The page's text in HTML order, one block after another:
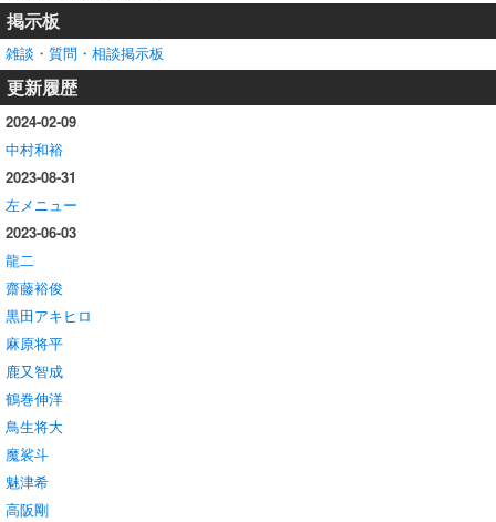
掲示板
雑談・質問・相談掲示板
更新履歴
2024-02-09
中村和裕
2023-08-31
左メニュー
2023-06-03
龍二
齋藤裕俊
黒田アキヒロ
麻原将平
鹿又智成
鶴巻伸洋
鳥生将大
魔裟斗
魅津希
高阪剛